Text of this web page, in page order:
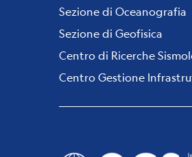
Sezione di Oceanografia
Sezione di Geofisica
Centro di Ricerche
Centro Gestione